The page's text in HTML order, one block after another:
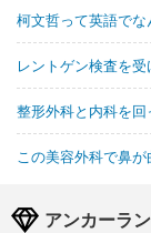
柯文哲って英語でな
レントゲン検査を
整形外科と内科を
この美容外科で鼻
アンカーラ